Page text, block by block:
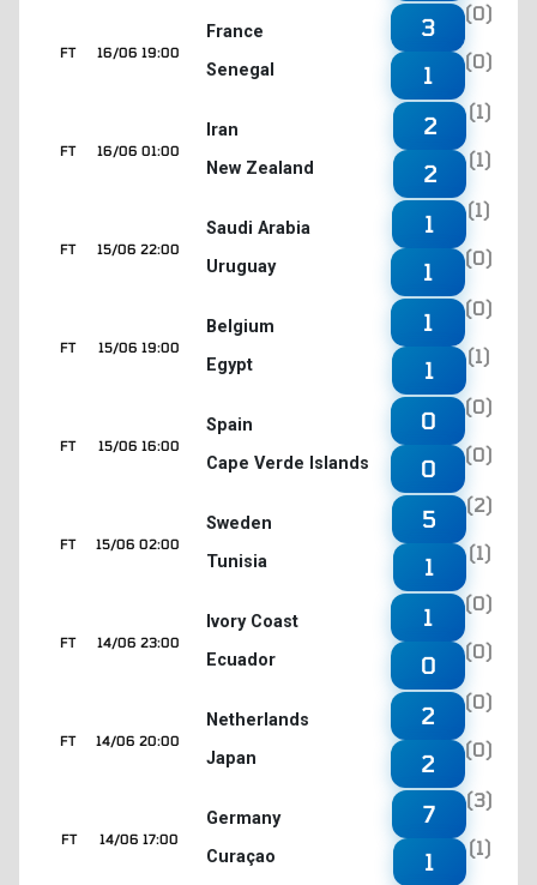
16/06 19:00
FT
France
Senegal
3
(0)
1
(0)
16/06 01:00
FT
Iran
New Zealand
2
(1)
2
(1)
15/06 22:00
FT
Saudi Arabia
Uruguay
1
(1)
1
(0)
15/06 19:00
FT
Belgium
Egypt
1
(0)
1
(1)
15/06 16:00
FT
Spain
Cape Verde Islands
0
(0)
0
(0)
15/06 02:00
FT
Sweden
Tunisia
5
(2)
1
(1)
14/06 23:00
FT
Ivory Coast
Ecuador
1
(0)
0
(0)
14/06 20:00
FT
Netherlands
Japan
2
(0)
2
(0)
14/06 17:00
FT
Germany
Curaçao
7
(3)
1
(1)